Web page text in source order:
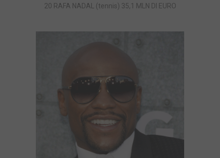
20 RAFA NADAL (tennis) 35,1 MLN DI EURO